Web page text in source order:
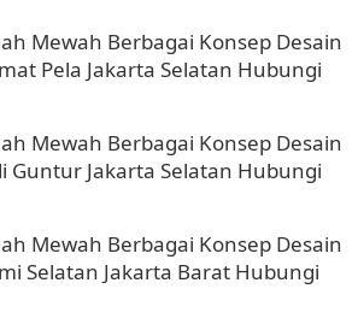
Mewah Berbagai Konsep Desain
Pela Jakarta Selatan Hubungi
Mewah Berbagai Konsep Desain
Guntur Jakarta Selatan Hubungi
Mewah Berbagai Konsep Desain
Selatan Jakarta Barat Hubungi